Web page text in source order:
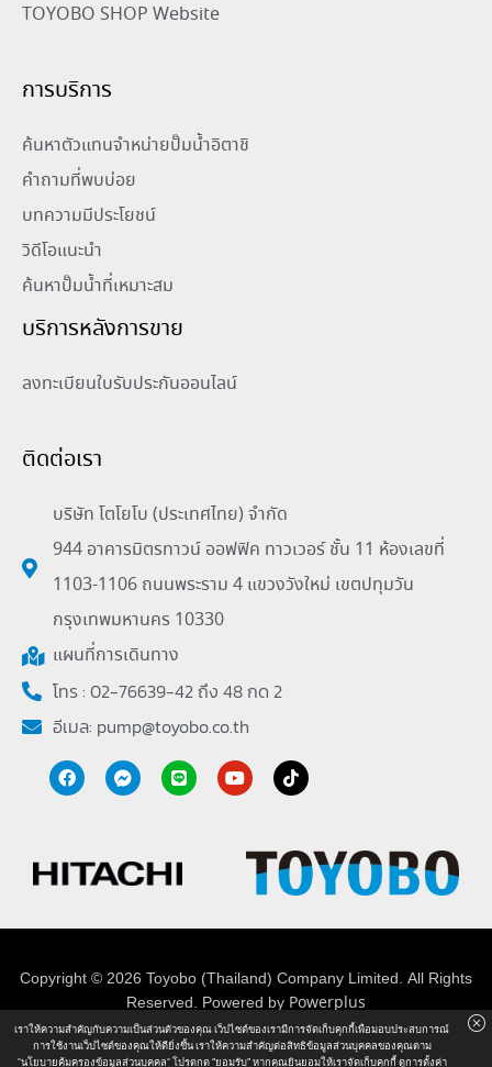
TOYOBO SHOP Website
การบริการ
ค้นหาตัวแทนจำหน่ายปั๊มน้ำอิตาชิ
คำถามที่พบบ่อย
บทความมีประโยชน์
วิดีโอแนะนำ
ค้นหาปั๊มน้ำที่เหมาะสม
บริการหลังการขาย
ลงทะเบียนใบรับประกันออนไลน์
ติดต่อเรา
บริษัท โตโยโบ (ประเทศไทย) จำกัด
944 อาคารมิตรทาวน์ ออฟฟิค ทาวเวอร์ ชั้น 11 ห้องเลขที่
1103-1106 ถนนพระราม 4 แขวงวังใหม่ เขตปทุมวัน
กรุงเทพมหานคร 10330
แผนที่การเดินทาง
โทร : 02-76639-42 ถึง 48 กด 2
อีเมล: pump@toyobo.co.th
Copyright © 2026 Toyobo (Thailand) Company Limited. All Rights
Reserved. Powered by Powerplus
นโยบายความเป็นส่วนตัวIแผนผังเว็ปไซต์
เราให้ความสำคัญกับความเป็นส่วนตัวของคุณ เว็ปไซต์ของเรามีการจัดเก็บคุกกี้เพื่อมอบประสบการณ์
การใช้งานเว็ปไซต์ของคุณให้ดียิ่งขึ้น เราให้ความสำคัญต่อสิทธิข้อมูลส่วนบุคคลของคุณตาม
"นโยบายคุ้มครองข้อมูลส่วนบุคคล" โปรดกด “ยอมรับ” หากคุณยินยอมให้เราจัดเก็บคุกกี้ ดูการตั้งค่า